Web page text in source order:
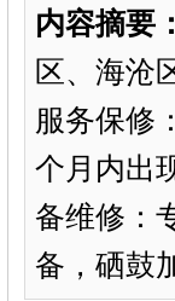
内容摘要：
区、海沧
服务保修
个月内出
备维修：
备，硒鼓